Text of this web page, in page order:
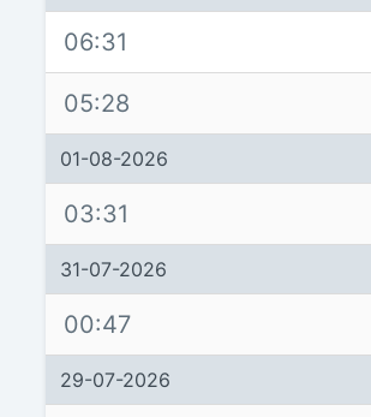
06:31
05:28
01-08-2026
03:31
31-07-2026
00:47
29-07-2026